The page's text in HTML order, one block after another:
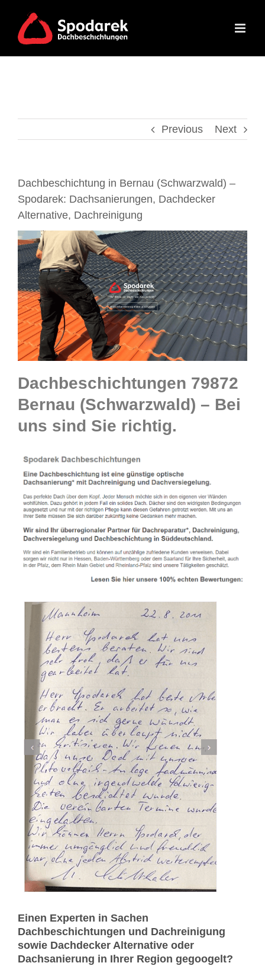
content
Previous Next
Dachbeschichtung in Bernau (Schwarzwald) –
Spodarek: Dachsanierungen, Dachdecker
Alternative, Dachreinigung
Dachbeschichtungen 79872
Bernau (Schwarzwald) – Bei
uns sind Sie richtig.
Einen Experten in Sachen
Dachbeschichtungen und Dachreinigung
sowie Dachdecker Alternative oder
Dachsanierung in Ihrer Region gegoogelt?